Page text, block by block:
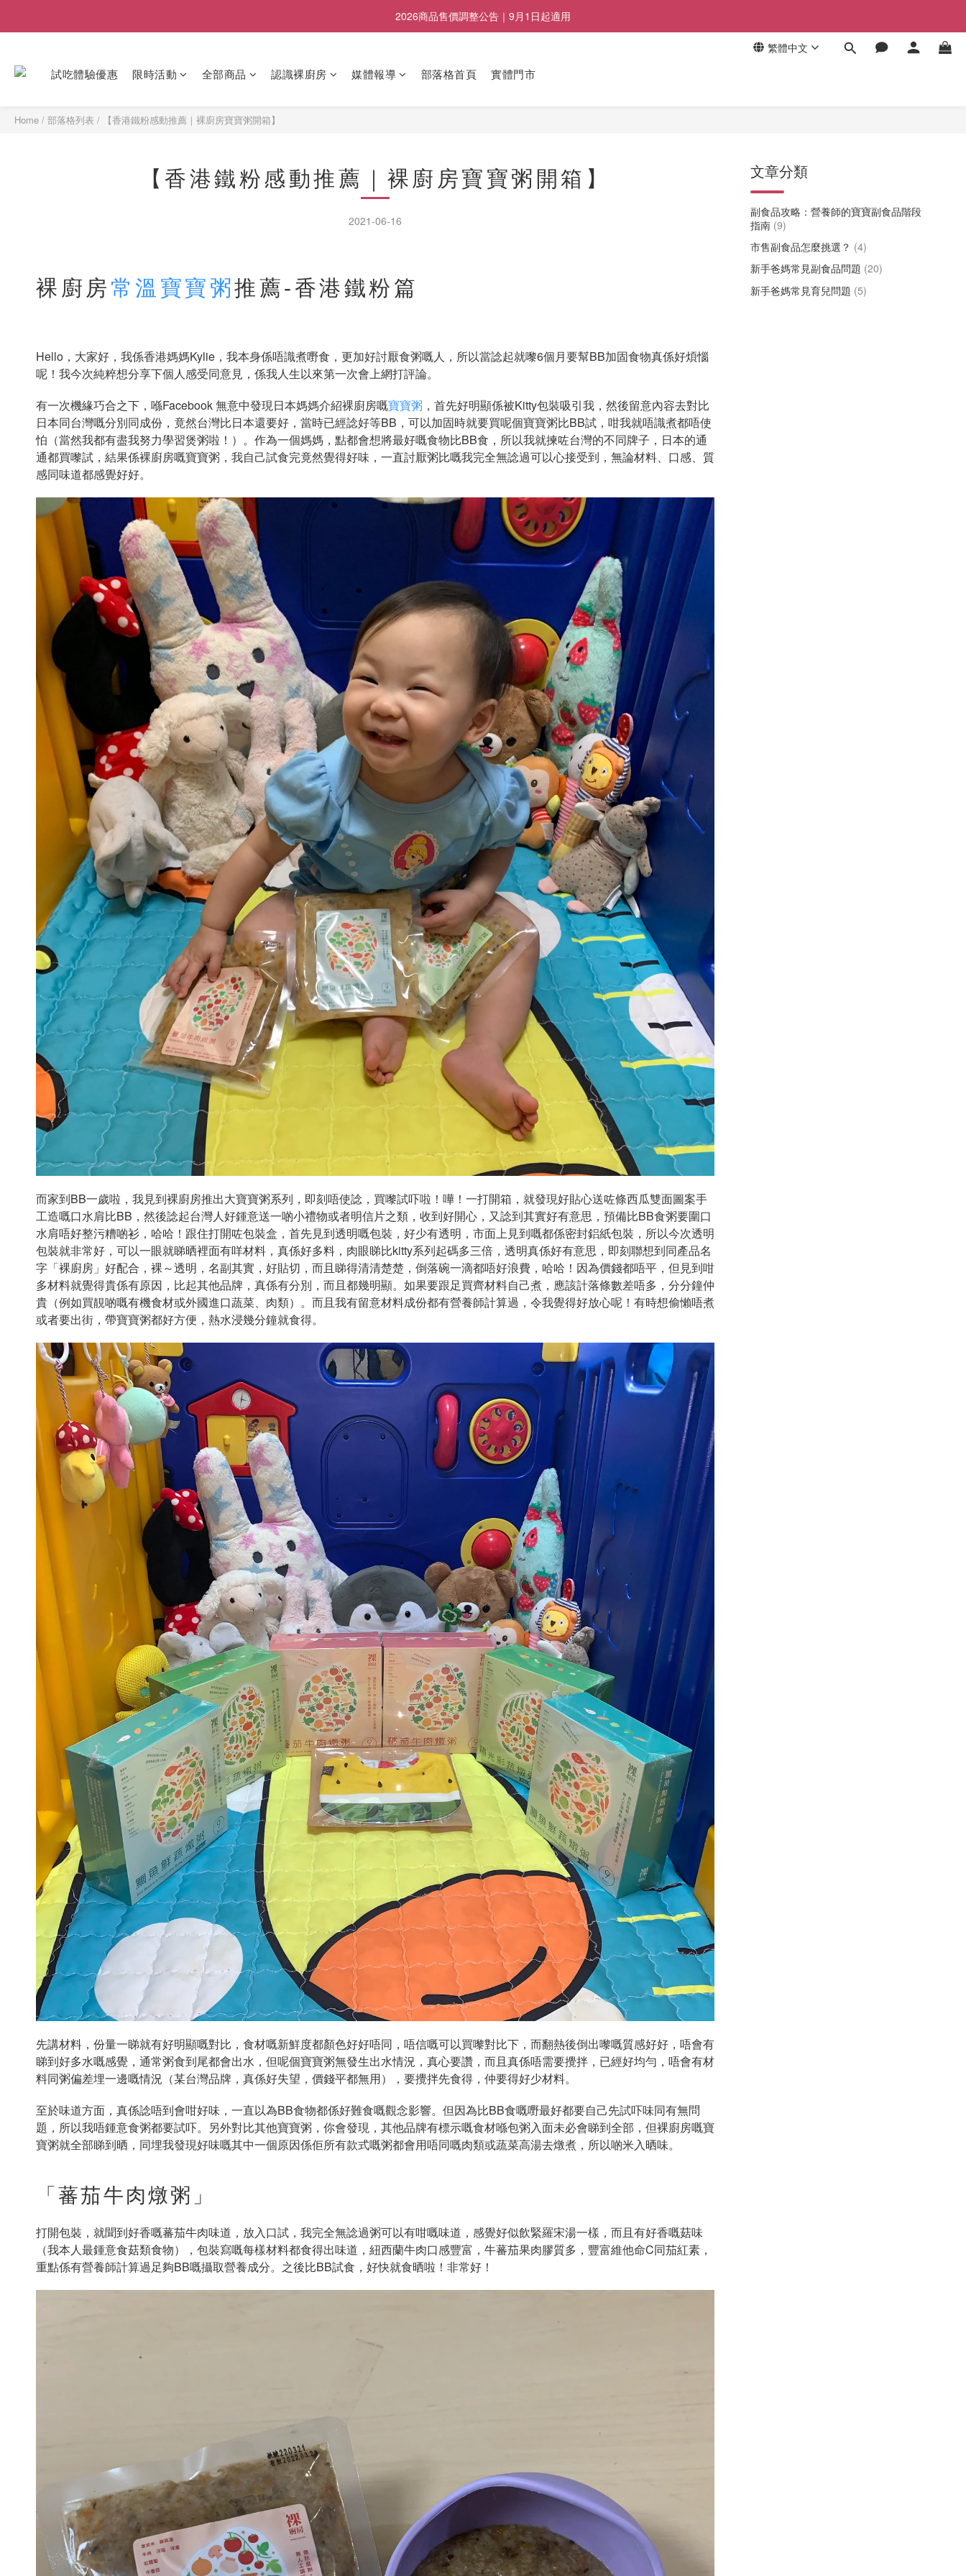
2026商品售價調整公告｜9月1日起適用
2026商品售價調整公告｜9月1日起適用
副食品五入裝任選兩盒折100元, 五盒折400元
繁體中文
試吃體驗優惠 限時活動 全部商品 認識裸廚房 媒體報導 部落格首頁 實體門市
Home / 部落格列表 / 【香港鐵粉感動推薦｜裸廚房寶寶粥開箱】
【香港鐵粉感動推薦｜裸廚房寶寶粥開箱】
2021-06-16
裸廚房 常溫寶寶粥推薦-香港鐵粉篇
Hello，大家好，我係香港媽媽Kylie，我本身係唔識煮嘢食，更加好討厭食粥嘅人，所以當諗起就嚟6個月要幫BB加固食物真係好煩惱
呢！我今次純粹想分享下個人感受同意見，係我人生以來第一次會上網打評論。
有一次機緣巧合之下，喺Facebook 無意中發現日本媽媽介紹裸廚房嘅寶寶粥 ，首先好明顯係被Kitty包裝吸引我，然後留意內容去對比
日本同台灣嘅分別同成份，竟然台灣比日本還要好，當時已經諗好等BB，可以加固時就要買呢個寶寶粥比BB試，咁我就唔識煮都唔使
怕（當然我都有盡我努力學習煲粥啦！）。作為一個媽媽，點都會想將最好嘅食物比BB食，所以我就揀咗台灣的不同牌子，日本的通
通都買嚟試，結果係裸廚房嘅寶寶粥，我自己試食完竟然覺得好味，一直討厭粥比嘅我完全無諗過可以心接受到，無論材料、口感、質
感同味道都感覺好好。
而家到BB一歲啦，我見到裸廚房推出大寶寶粥系列，即刻唔使諗，買嚟試吓啦！嘩！一打開箱，就發現好貼心送咗條西瓜雙面圖案手
工造嘅口水肩比BB，然後諗起台灣人好鍾意送一啲小禮物或者明信片之類，收到好開心，又諗到其實好有意思，預備比BB食粥要圍口
水肩唔好整污糟啲衫，哈哈！跟住打開咗包裝盒，首先見到透明嘅包裝，好少有透明，市面上見到嘅都係密封鋁紙包裝，所以今次透明
包裝就非常好，可以一眼就睇晒裡面有咩材料，真係好多料，肉眼睇比kitty系列起碼多三倍，透明真係好有意思，即刻聯想到同產品名
字「裸廚房」好配合，裸～透明，名副其實，好貼切，而且睇得清清楚楚，倒落碗一滴都唔好浪費，哈哈！因為價錢都唔平，但見到咁
多材料就覺得貴係有原因，比起其他品牌，真係有分別，而且都幾明顯。如果要跟足買齊材料自己煮，應該計落條數差唔多，分分鐘仲
貴（例如買靚啲嘅有機食材或外國進口蔬菜、肉類）。而且我有留意材料成份都有營養師計算過，令我覺得好放心呢！有時想偷懶唔煮
或者要出街，帶寶寶粥都好方便，熱水浸幾分鐘就食得。
先講材料，份量一睇就有好明顯嘅對比，食材嘅新鮮度都顏色好好唔同，唔信嘅可以買嚟對比下，而翻熱後倒出嚟嘅質感好好，唔會有
睇到好多水嘅感覺，通常粥食到尾都會出水，但呢個寶寶粥無發生出水情況，真心要讚，而且真係唔需要攪拌，已經好均勻，唔會有材
料同粥偏差埋一邊嘅情況（某台灣品牌，真係好失望，價錢平都無用），要攪拌先食得，仲要得好少材料。
至於味道方面，真係諗唔到會咁好味，一直以為BB食物都係好難食嘅觀念影響。但因為比BB食嘅嘢最好都要自己先試吓味同有無問
題，所以我唔鍾意食粥都要試吓。另外對比其他寶寶粥，你會發現，其他品牌有標示嘅食材喺包粥入面未必會睇到全部，但裸廚房嘅寶
寶粥就全部睇到晒，同埋我發現好味嘅其中一個原因係佢所有款式嘅粥都會用唔同嘅肉類或蔬菜高湯去燉煮，所以啲米入晒味。
「蕃茄牛肉燉粥」
打開包裝，就聞到好香嘅蕃茄牛肉味道，放入口試，我完全無諗過粥可以有咁嘅味道，感覺好似飲緊羅宋湯一樣，而且有好香嘅菇味
（我本人最鍾意食菇類食物），包裝寫嘅每樣材料都食得出味道，紐西蘭牛肉口感豐富，牛蕃茄果肉膠質多，豐富維他命C同茄紅素，
重點係有營養師計算過足夠BB嘅攝取營養成分。之後比BB試食，好快就食晒啦！非常好！
文章分類
副食品攻略：營養師的寶寶副食品階段
指南 (9)
市售副食品怎麼挑選？ (4)
新手爸媽常見副食品問題 (20)
新手爸媽常見育兒問題 (5)